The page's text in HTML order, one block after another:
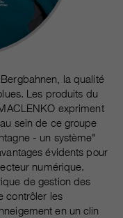
la qualité
Les produits du
expriment
sein de ce groupe
- un système"
évidents pour
numérique.
de gestion des
contrôler les
en un clin